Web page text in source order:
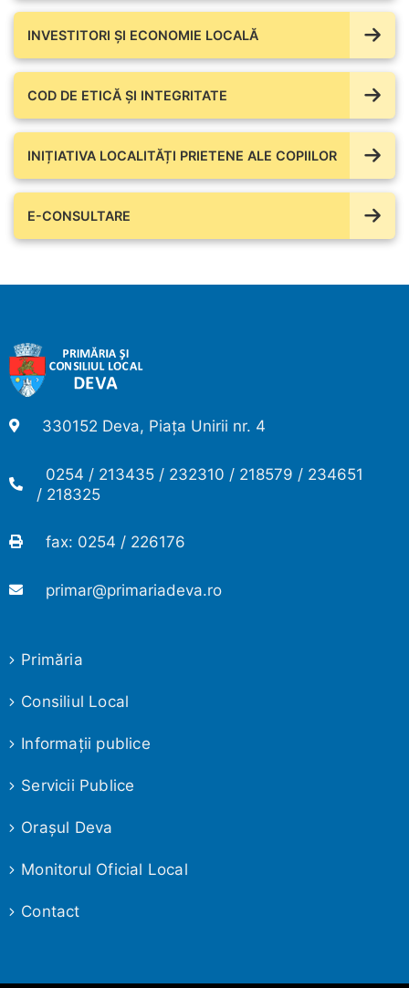
INVESTITORI ȘI ECONOMIE LOCALĂ
COD DE ETICĂ ȘI INTEGRITATE
INIȚIATIVA LOCALITĂȚI PRIETENE ALE COPIILOR
E-CONSULTARE
330152 Deva, Piața Unirii nr. 4
0254 / 213435 / 232310 / 218579 / 234651
/ 218325
fax: 0254 / 226176
primar@primariadeva.ro
Primăria
Consiliul Local
Informaţii publice
Servicii Publice
Oraşul Deva
Monitorul Oficial Local
Contact